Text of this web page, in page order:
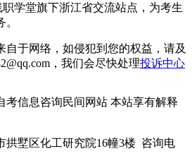
学堂旗下浙江省交流站点，为考生
自于网络，如侵犯到您的权益，请及
，我们会尽快处理投诉中心
考信息咨询民间网站 本站享有解释
拱墅区化工研究院16幢3楼 咨询电